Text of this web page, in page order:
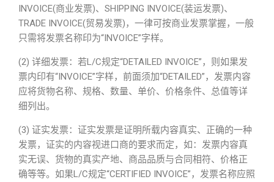
INVOICE(商业发票)、SHIPPING INVOICE(装运发票)、
TRADE INVOICE(贸易发票)，一律可按商业发票掌握，一般
只需将发票名称印为“INVOICE”字样。
(2) 详细发票：若L/C规定“DETAILED INVOICE”，则如果发
票内印有“INVOICE”字样，前面须加“DETAILED”，发票内容
应将货物名称、规格、数量、单价、价格条件、总值等详
细列出。
(3) 证实发票：证实发票是证明所载内容真实、正确的一种
发票，证实的内容视进口商的要求而定，如：发票内容真
实无误、货物的真实产地、商品品质与合同相符、价格正
确等等。如果L/C规定“CERTIFIED INVOICE”，发票名称应照